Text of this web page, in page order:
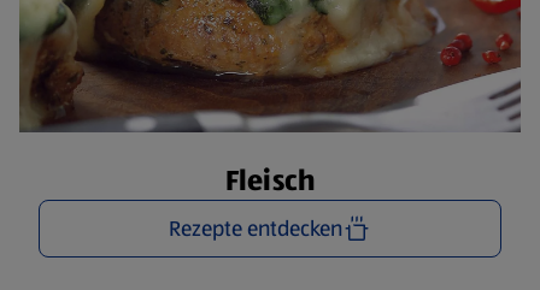
Fleisch
Rezepte entdecken